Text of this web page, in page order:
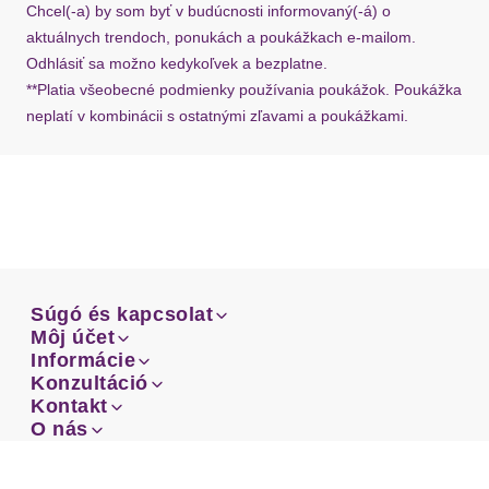
Chcel(-a) by som byť v budúcnosti informovaný(-á) o
aktuálnych trendoch, ponukách a poukážkach e-mailom.
Odhlásiť sa možno kedykoľvek a bezplatne.
**Platia všeobecné podmienky používania poukážok. Poukážka
neplatí v kombinácii s ostatnými zľavami a poukážkami.
Súgó és kapcsolat
Email
Facebook
Instagram
Súgó és kapcsolat
Email
Facebook
Môj účet
Prehľad objednávok
Môj účet
Prehľad objednávok
Informácie
Doprava
Platba
Informácie
Doprava
Konzultáció
Sprievodca-veľkosťami
Konzultáció
Kontakt
Zákaznícke oddelenie
Kontakt
O nás